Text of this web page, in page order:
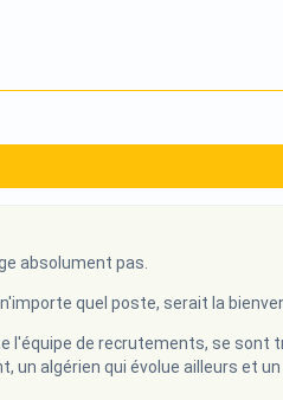
absolument pas.
quel poste, serait la
l'équipe de recrutements, se sont
un algérien qui évolue ailleurs et un